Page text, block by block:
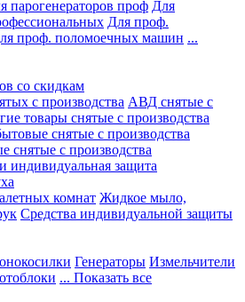
парогенераторов проф Для
Для проф.
проф. поломоечных машин ...
со скидкам
с производства АВД снятые с
товары снятые с производства
снятые с производства
снятые с производства
индивидуальная защита
комнат Жидкое мыло,
Средства индивидуальной защиты
Генераторы Измельчители
... Показать все